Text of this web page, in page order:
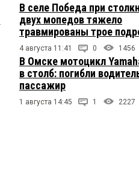
В селе Победа при
двух мопедов тяжело
травмированы трое
4 августа 11:41 0 1456
В Омске мотоцикл
в столб: погибли
пассажир
1 августа 14:45 1 2227